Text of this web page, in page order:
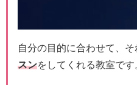
自分の目的に合わせて、そ
スンをしてくれる教室です